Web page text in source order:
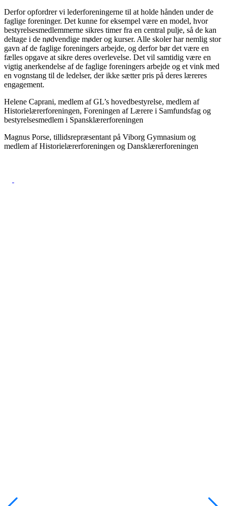
Derfor opfordrer vi lederforeningerne til at holde hånden under de
faglige foreninger. Det kunne for eksempel være en model, hvor
bestyrelsesmedlemmerne sikres timer fra en central pulje, så de kan
deltage i de nødvendige møder og kurser. Alle skoler har nemlig stor
gavn af de faglige foreningers arbejde, og derfor bør det være en
fælles opgave at sikre deres overlevelse. Det vil samtidig være en
vigtig anerkendelse af de faglige foreningers arbejde og et vink med
en vognstang til de ledelser, der ikke sætter pris på deres læreres
engagement.
Helene Caprani, medlem af GL’s hovedbestyrelse, medlem af
Historielærerforeningen, Foreningen af Lærere i Samfundsfag og
bestyrelsesmedlem i Spansklærerforeningen
Magnus Porse, tillidsrepræsentant på Viborg Gymnasium og
medlem af Historielærerforeningen og Dansklærerforeningen